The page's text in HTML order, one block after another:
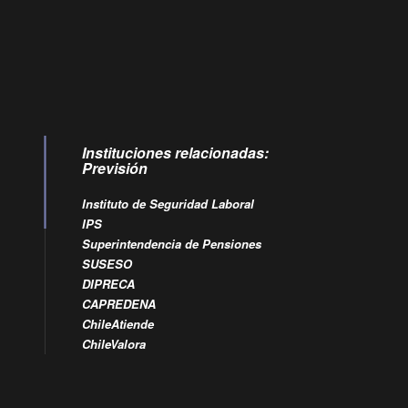
Instituciones relacionadas:
Previsión
Instituto de Seguridad Laboral
IPS
Superintendencia de Pensiones
SUSESO
DIPRECA
CAPREDENA
ChileAtiende
ChileValora